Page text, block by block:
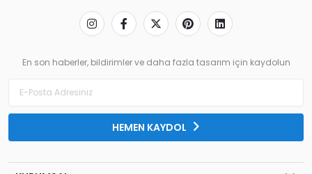
En son haberler, bildirimler ve daha fazla tasarım için kaydolun
HEMEN KAYDOL